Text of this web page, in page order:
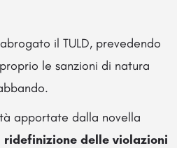
il TULD, prevedendo
le sanzioni di natura
apportate dalla novella
ridefinizione delle violazioni